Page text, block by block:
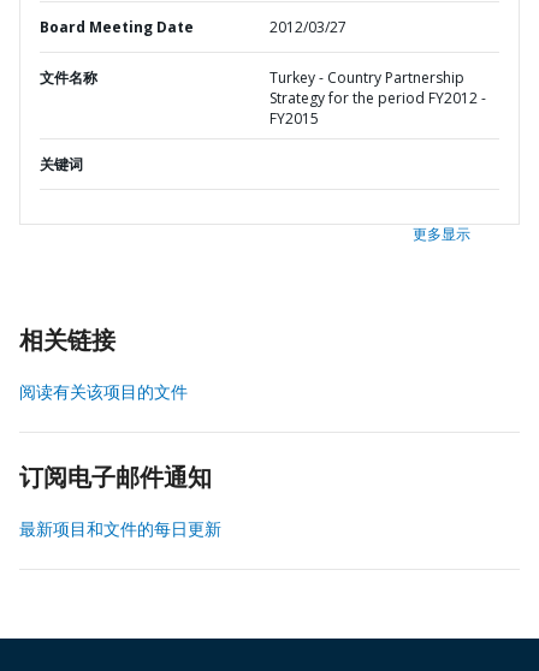
Board Meeting Date 2012/03/27
文件名称
Turkey - Country Partnership
Strategy for the period FY2012 -
FY2015
关键词
更多显示
相关链接
阅读有关该项目的文件
订阅电子邮件通知
最新项目和文件的每日更新